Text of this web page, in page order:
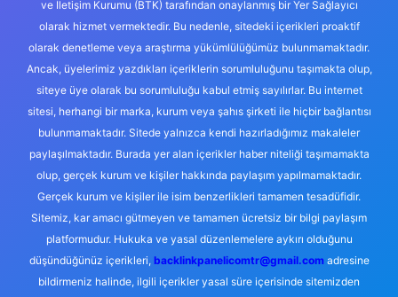
ve İletişim Kurumu (BTK) tarafından onaylanmış bir Yer Sağlayıcı
olarak hizmet vermektedir. Bu nedenle, sitedeki içerikleri proaktif
olarak denetleme veya araştırma yükümlülüğümüz bulunmamaktadır.
Ancak, üyelerimiz yazdıkları içeriklerin sorumluluğunu taşımakta olup,
siteye üye olarak bu sorumluluğu kabul etmiş sayılırlar. Bu internet
sitesi, herhangi bir marka, kurum veya şahıs şirketi ile hiçbir bağlantısı
bulunmamaktadır. Sitede yalnızca kendi hazırladığımız makaleler
paylaşılmaktadır. Burada yer alan içerikler haber niteliği taşımamakta
olup, gerçek kurum ve kişiler hakkında paylaşım yapılmamaktadır.
Gerçek kurum ve kişiler ile isim benzerlikleri tamamen tesadüfidir.
Sitemiz, kar amacı gütmeyen ve tamamen ücretsiz bir bilgi paylaşım
platformudur. Hukuka ve yasal düzenlemelere aykırı olduğunu
düşündüğünüz içerikleri, backlinkpanelicomtr@gmail.comadresine
bildirmeniz halinde, ilgili içerikler yasal süre içerisinde sitemizden